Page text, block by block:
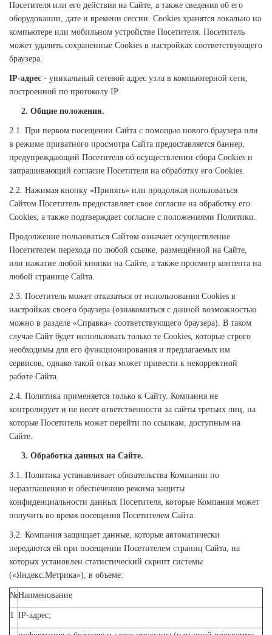
Посетителя или его действия на Сайте, а также сведения об его
оборудовании, дате и времени сессии. Сookies хранятся локально на
компьютере или мобильном устройстве Посетителя. Посетитель
может удалить сохраненные Cookies в настройках соответствующего
браузера.
ІР-адрес - уникальный сетевой адрес узла в компьютерной сети,
построенной по протоколу IP.
2. Общие положения.
2.1. При первом посещении Сайта с помощью нового браузера или
в режиме приватного просмотра Сайта предоставляется баннер,
предупреждающий Посетителя об осуществлении сбора Cookies и
запрашивающий согласие Посетителя на обработку его Cookies.
2.2. Нажимая кнопку «Принять» или продолжая пользоваться
Сайтом Посетитель предоставляет свое согласие на обработку его
Сookies, а также подтверждает согласие с положениями Политики.
Продолжение пользоваться Сайтом означает осуществление
Посетителем перехода по любой ссылке, размещённой на Сайте,
или нажатие любой кнопки на Сайте, а также просмотр контента на
любой странице Сайта.
2.3. Посетитель может отказаться от использования Cookies в
настройках своего браузера (ознакомиться с данной возможностью
можно в разделе «Справка» соответствующего браузера). В таком
случае Сайт будет использовать только те Cookies, которые строго
необходимы для его функционирования и предлагаемых им
сервисов, однако такой отказ может привести к некорректной
работе Сайта.
2.4. Политика применяется только к Сайту. Компания не
контролирует и не несет ответственности за сайты третьих лиц, на
которые Посетитель может перейти по ссылкам, доступным на
Сайте.
3. Обработка данных на Сайте.
3.1. Политика устанавливает обязательства Компании по
неразглашению и обеспечению режима защиты
конфиденциальности данных Посетителя, которые Компания может
получить во время посещения Посетителем Сайта.
3.2. Компания защищает данные, которые автоматически
передаются ей при посещении Посетителем страниц Сайта, на
которых установлен статистический скрипт системы
(«Яндекс.Метрика»), в объеме:
№Наименование
1 IP-адрес;